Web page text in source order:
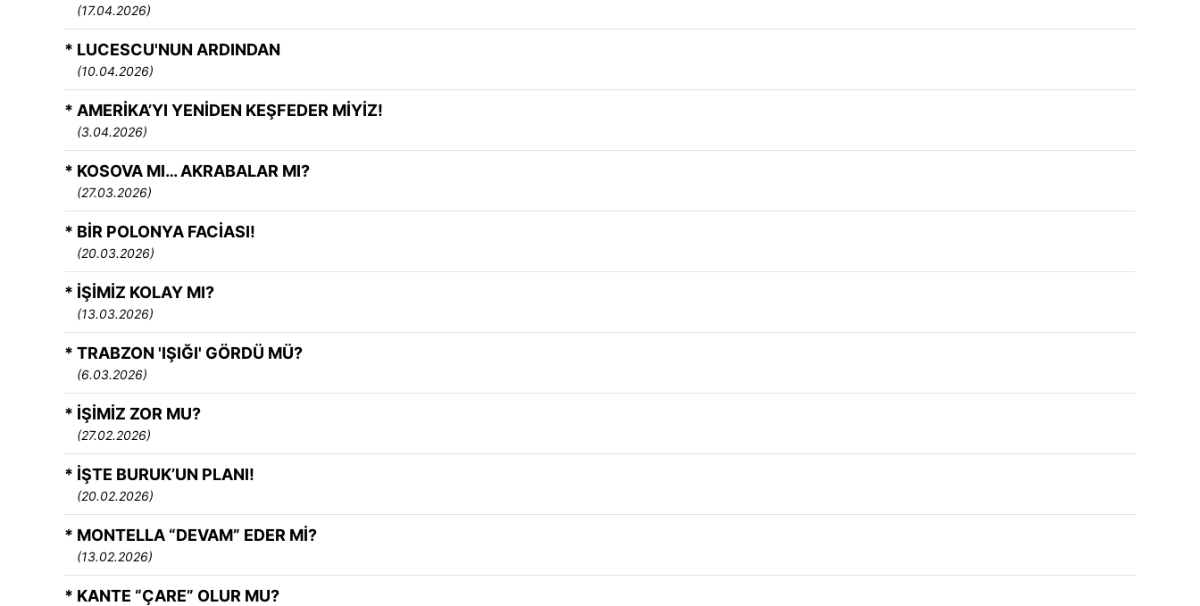
(17.04.2026)
* LUCESCU'NUN ARDINDAN
(10.04.2026)
* AMERİKA’YI YENİDEN KEŞFEDER MİYİZ!
(3.04.2026)
* KOSOVA MI… AKRABALAR MI?
(27.03.2026)
* BİR POLONYA FACİASI!
(20.03.2026)
* İŞİMİZ KOLAY MI?
(13.03.2026)
* TRABZON 'IŞIĞI' GÖRDÜ MÜ?
(6.03.2026)
* İŞİMİZ ZOR MU?
(27.02.2026)
* İŞTE BURUK’UN PLANI!
(20.02.2026)
* MONTELLA “DEVAM” EDER Mİ?
(13.02.2026)
* KANTE “ÇARE” OLUR MU?